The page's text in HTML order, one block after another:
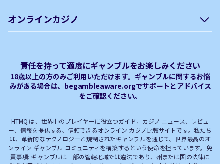
オンラインカジノ
オンラインカジノ フリースピ
ン おすすめ
Plinko｜プリンコとは？
オンラインカジノ最新サイト
オンラインカジノボーナス
責任を持って適度にギャンブルをお楽しみください
18歳以上の方のみご利用いただけます。ギャンブルに関するお悩
みがある場合は、begambleaware.orgでサポートとアドバイス
をご確認ください。
HTMQ は、世界中のプレイヤーに役立つガイド、カジノ ニュース、レビュ
ー、情報を提供する、信頼できるオンライン カジノ比較サイトです。私たち
は、革新的なテクノロジーと規制されたギャンブルを通じて、世界最高のオ
ンライン ギャンブル コミュニティを構築するという使命を担っています。免
責事項: ギャンブルは一部の管轄地域では違法であり、州または国の法律に